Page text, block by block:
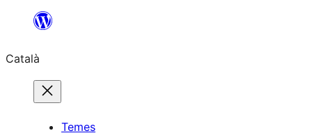
contingut
Català
Temes